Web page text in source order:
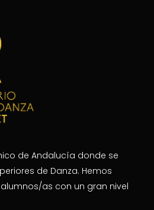
de Andalucía donde se
de Danza. Hemos
as con un gran nivel